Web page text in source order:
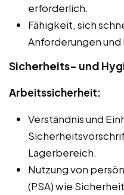
erforderlich.
Fähigkeit, sich
Anforderungen und
Sicherheits- und
Arbeitssicherheit:
Verständnis und
Lagerbereich.
Nutzung von
(PSA) wie